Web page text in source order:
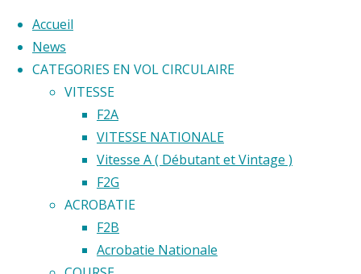
Accueil
News
CATEGORIES EN VOL CIRCULAIRE
VITESSE
F2A
VITESSE NATIONALE
Vitesse A ( Débutant et Vintage )
F2G
ACROBATIE
F2B
Acrobatie Nationale
test
©2020 Vol circulaire commandé